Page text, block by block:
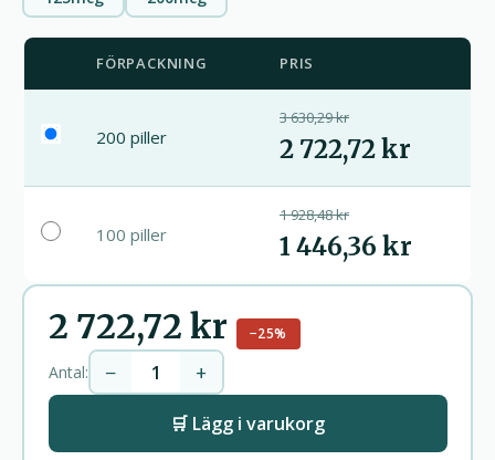
FÖRPACKNING PRIS
200 piller
3 630,29 kr
2 722,72 kr
100 piller
1 928,48 kr
1 446,36 kr
2 722,72 kr −25%
Antal: − +
🛒 Lägg i varukorg